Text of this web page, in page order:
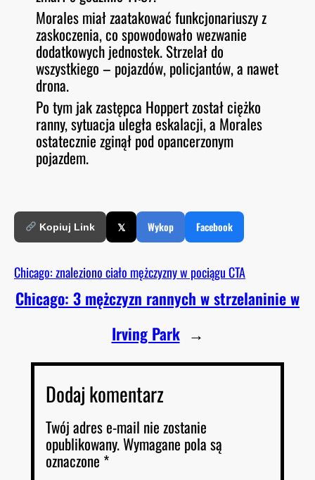
Morales miał zaatakować funkcjonariuszy z
zaskoczenia, co spowodowało wezwanie
dodatkowych jednostek. Strzelał do
wszystkiego – pojazdów, policjantów, a nawet
drona.
Po tym jak zastępca Hoppert został ciężko
ranny, sytuacja uległa eskalacji, a Morales
ostatecznie zginął pod opancerzonym
pojazdem.
Kopiuj Link 𝕏 Wykop Facebook
Chicago: znaleziono ciało mężczyzny w pociągu CTA
Chicago: 3 mężczyzn rannych w strzelaninie w
Irving Park →
Dodaj komentarz
Twój adres e-mail nie zostanie
opublikowany.Wymagane pola są
oznaczone *